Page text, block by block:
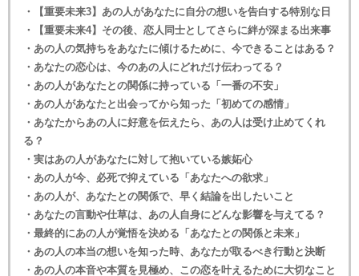
・【重要未来3】あの人があなたに自分の想いを告白する特別な日
・【重要未来4】その後、恋人同士としてさらに絆が深まる出来事
・あの人の気持ちをあなたに傾けるために、今できることはある？
・あなたの恋心は、今のあの人にどれだけ伝わってる？
・あの人があなたとの関係に持っている「一番の不安」
・あの人があなたと出会ってから知った「初めての感情」
・あなたからあの人に好意を伝えたら、あの人は受け止めてくれ
る？
・実はあの人があなたに対して抱いている嫉妬心
・あの人が今、必死で抑えている「あなたへの欲求」
・あの人が、あなたとの関係で、早く結論を出したいこと
・あなたの言動や仕草は、あの人自身にどんな影響を与えてる？
・最終的にあの人が覚悟を決める「あなたとの関係と未来」
・あの人の本当の想いを知った時、あなたが取るべき行動と決断
・あの人の本音や本質を見極め、この恋を叶えるために大切なこと